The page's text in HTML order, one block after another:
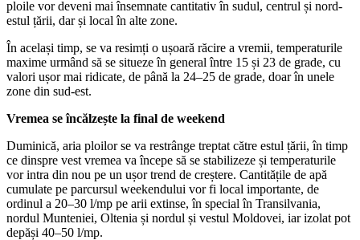
ploile vor deveni mai însemnate cantitativ în sudul, centrul și nord-
estul țării, dar și local în alte zone.
În același timp, se va resimți o ușoară răcire a vremii, temperaturile
maxime urmând să se situeze în general între 15 și 23 de grade, cu
valori ușor mai ridicate, de până la 24–25 de grade, doar în unele
zone din sud-est.
Vremea se încălzește la final de weekend
Duminică, aria ploilor se va restrânge treptat către estul țării, în timp
ce dinspre vest vremea va începe să se stabilizeze și temperaturile
vor intra din nou pe un ușor trend de creștere. Cantitățile de apă
cumulate pe parcursul weekendului vor fi local importante, de
ordinul a 20–30 l/mp pe arii extinse, în special în Transilvania,
nordul Munteniei, Oltenia și nordul și vestul Moldovei, iar izolat pot
depăși 40–50 l/mp.